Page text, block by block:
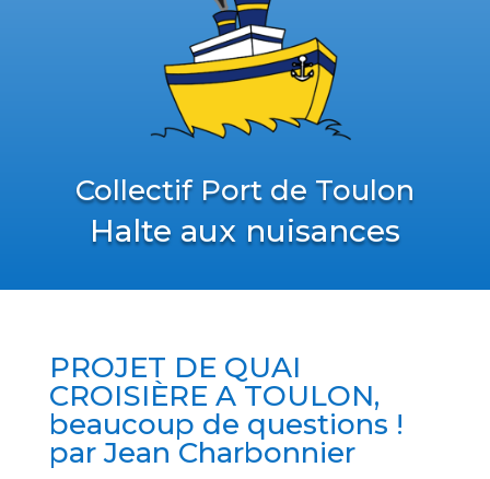
Collectif Port de Toulon
Halte aux nuisances
PROJET DE QUAI
CROISIÈRE A TOULON,
beaucoup de questions !
par Jean Charbonnier